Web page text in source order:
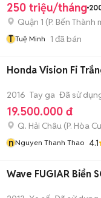
250 triệu/tháng
Quận 1 (P. Bến Thành
T Tuệ Minh 1 đã bán
Honda Vision Fi
2016 Tay ga Đã sử
19.500.000 đ
Q. Hải Châu (P. Hòa
nNguyen Thanh Thao 4.1
Wave FUGIAR Biển